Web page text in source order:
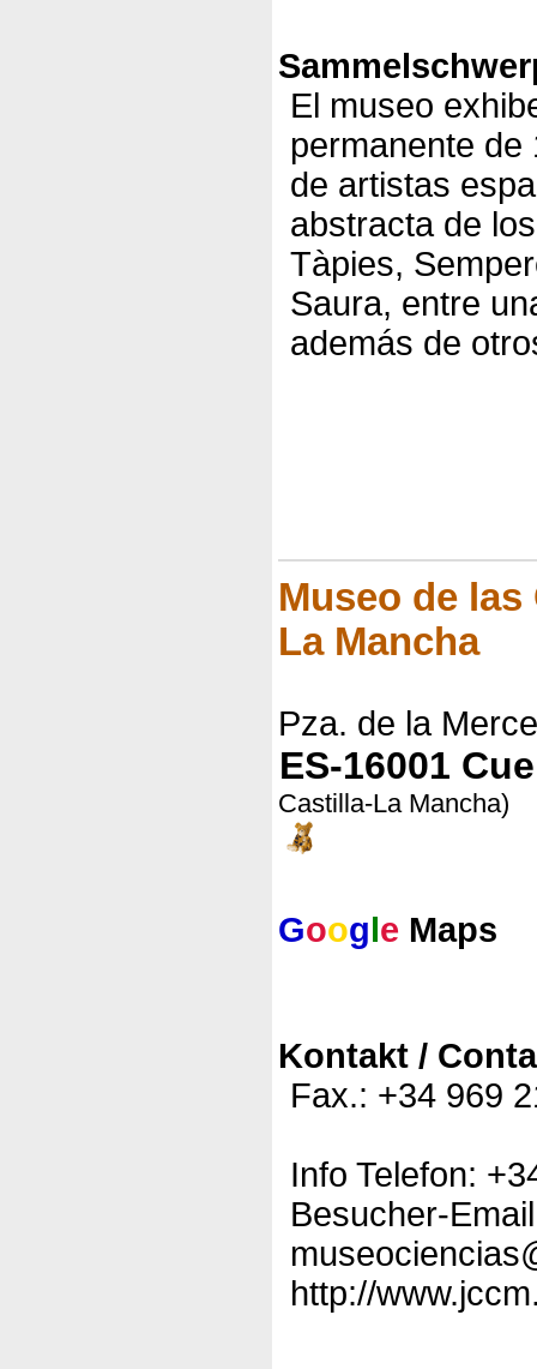
El museo
permanente de
de artistas
abstracta de
Tàpies,
Saura, entre
además de
Museo de
La Mancha
Pza. de la
ES-16001
Castilla-La Mancha)
Google Maps
Kontakt /
Fax.: +34 969
Info Telefon:
Besucher-
http://